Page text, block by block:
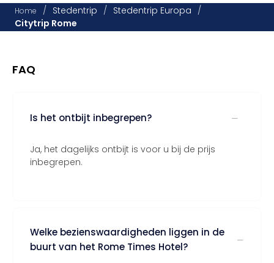
Home / Stedentrip / Stedentrip Europa /
Citytrip Rome
FAQ
Is het ontbijt inbegrepen?
Ja, het dagelijks ontbijt is voor u bij de prijs
inbegrepen.
Welke bezienswaardigheden liggen in de
buurt van het Rome Times Hotel?